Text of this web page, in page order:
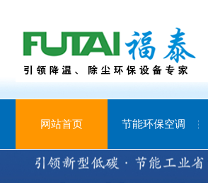
网站首页 节能环保空调